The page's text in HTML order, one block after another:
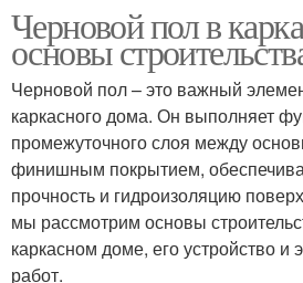
Черновой пол в
основы
Черновой пол – это важный
каркасного дома. Он выполняет
промежуточного слоя между
финишным покрытием,
прочность и гидроизоляцию
мы рассмотрим основы
каркасном доме, его устройство
работ.